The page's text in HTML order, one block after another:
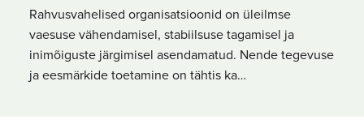
Rahvusvahelised organisatsioonid on üleilmse
vaesuse vähendamisel, stabiilsuse tagamisel ja
inimõiguste järgimisel asendamatud. Nende tegevuse
ja eesmärkide toetamine on tähtis ka…